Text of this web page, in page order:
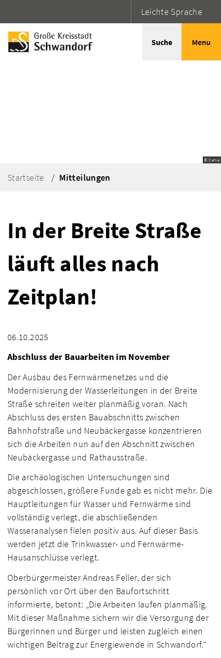
Leichte Sprache
Suche Menu
© Canva
Startseite Mitteilungen
In der Breite Straße
läuft alles nach
Zeitplan!
06.10.2025
Abschluss der Bauarbeiten im November
Der Ausbau des Fernwärmenetzes und die
Modernisierung der Wasserleitungen in der Breite
Straße schreiten weiter planmäßig voran. Nach
Abschluss des ersten Bauabschnitts zwischen
Bahnhofstraße und Neubäckergasse konzentrieren
sich die Arbeiten nun auf den Abschnitt zwischen
Neubäckergasse und Rathausstraße.
Die archäologischen Untersuchungen sind
abgeschlossen, größere Funde gab es nicht mehr. Die
Hauptleitungen für Wasser und Fernwärme sind
vollständig verlegt, die abschließenden
Wasseranalysen fielen positiv aus. Auf dieser Basis
werden jetzt die Trinkwasser- und Fernwärme-
Hausanschlüsse verlegt.
Oberbürgermeister Andreas Feller, der sich
persönlich vor Ort über den Baufortschritt
informierte, betont: „Die Arbeiten laufen planmäßig.
Mit dieser Maßnahme sichern wir die Versorgung der
Bürgerinnen und Bürger und leisten zugleich einen
wichtigen Beitrag zur Energiewende in Schwandorf.“